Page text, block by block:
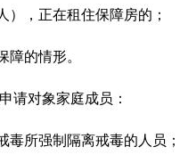
，正在租住保障房的；
的情形。
对象家庭成员：
所强制隔离戒毒的人员；